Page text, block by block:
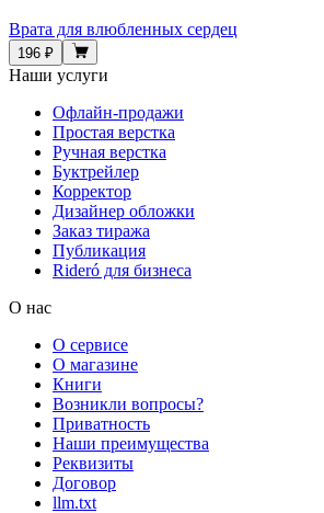
Врата для влюбленных сердец
196 ₽
Наши услуги
Офлайн-продажи
Простая верстка
Ручная верстка
Буктрейлер
Корректор
Дизайнер обложки
Заказ тиража
Публикация
Rideró для бизнеса
О нас
О сервисе
О магазине
Книги
Возникли вопросы?
Приватность
Наши преимущества
Реквизиты
Договор
llm.txt